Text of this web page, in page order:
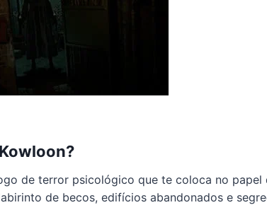
de terror psicológico que te coloca no
de becos, edifícios abandonados e